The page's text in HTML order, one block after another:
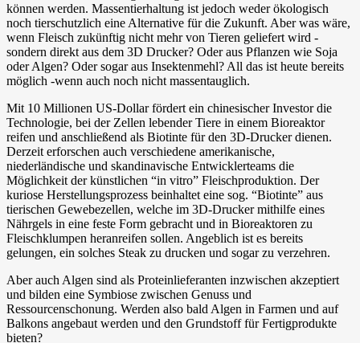
können werden. Massentierhaltung ist jedoch weder ökologisch
noch tierschutzlich eine Alternative für die Zukunft. Aber was wäre,
wenn Fleisch zukünftig nicht mehr von Tieren geliefert wird -
sondern direkt aus dem 3D Drucker? Oder aus Pflanzen wie Soja
oder Algen? Oder sogar aus Insektenmehl? All das ist heute bereits
möglich -wenn auch noch nicht massentauglich.
Mit 10 Millionen US-Dollar fördert ein chinesischer Investor die
Technologie, bei der Zellen lebender Tiere in einem Bioreaktor
reifen und anschließend als Biotinte für den 3D-Drucker dienen.
Derzeit erforschen auch verschiedene amerikanische,
niederländische und skandinavische Entwicklerteams die
Möglichkeit der künstlichen “in vitro” Fleischproduktion. Der
kuriose Herstellungsprozess beinhaltet eine sog. “Biotinte” aus
tierischen Gewebezellen, welche im 3D-Drucker mithilfe eines
Nährgels in eine feste Form gebracht und in Bioreaktoren zu
Fleischklumpen heranreifen sollen. Angeblich ist es bereits
gelungen, ein solches Steak zu drucken und sogar zu verzehren.
Aber auch Algen sind als Proteinlieferanten inzwischen akzeptiert
und bilden eine Symbiose zwischen Genuss und
Ressourcenschonung. Werden also bald Algen in Farmen und auf
Balkons angebaut werden und den Grundstoff für Fertigprodukte
bieten?